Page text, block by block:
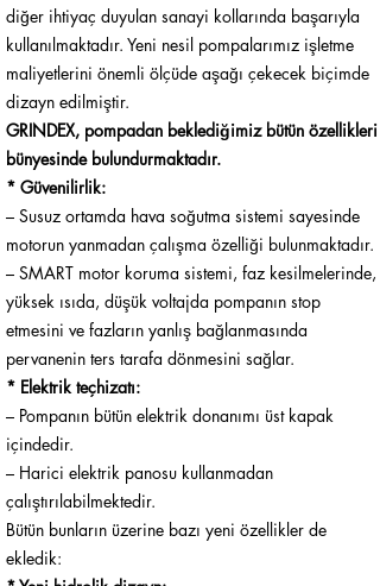
diğer ihtiyaç duyulan sanayi kollarında başarıyla
kullanılmaktadır. Yeni nesil pompalarımız işletme
maliyetlerini önemli ölçüde aşağı çekecek biçimde
dizayn edilmiştir.
GRINDEX, pompadan beklediğimiz bütün özellikleri
bünyesinde bulundurmaktadır.
* Güvenilirlik:
– Susuz ortamda hava soğutma sistemi sayesinde
motorun yanmadan çalışma özelliği bulunmaktadır.
– SMART motor koruma sistemi, faz kesilmelerinde,
yüksek ısıda, düşük voltajda pompanın stop
etmesini ve fazların yanlış bağlanmasında
pervanenin ters tarafa dönmesini sağlar.
* Elektrik teçhizatı:
– Pompanın bütün elektrik donanımı üst kapak
içindedir.
– Harici elektrik panosu kullanmadan
çalıştırılabilmektedir.
Bütün bunların üzerine bazı yeni özellikler de
ekledik: